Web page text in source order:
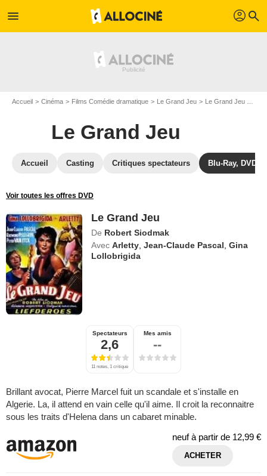
menu profil search
Accueil Cinéma Films Comédie dramatique Le Grand Jeu Le Grand Jeu en DVD
Le Grand Jeu
Accueil Casting Critiques spectateurs Blu-Ray, DVD
Voir toutes les offres DVD
Le Grand Jeu
De Robert Siodmak
Avec Arletty ,Jean-Claude Pascal ,Gina
Lollobrigida
Spectateurs
2,6
11 notes, 1 critique
Mes amis
--
Brillant avocat, Pierre Marcel fuit un scandale et s'installe en
Algerie. La, il attend en vain celle qu'il aime. Il croit la reconnaitre
sous les traits d'Helena dans un cabaret minable.
neuf à partir de 12,99 €
ACHETER